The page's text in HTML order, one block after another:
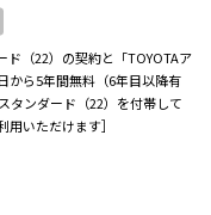
（22）の契約と「TOYOTAア
から5年間無料（6年目以降有
タンダード（22）を付帯して
いただけます］